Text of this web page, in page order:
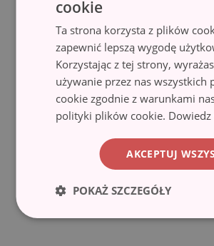
✓ Trwałość i bezpieczeństwo. Wycieraczki
o dużej gęstości, zapewniającego wysoką
antypoślizgowy spód pokryty gumą, zapobiega
wycieraczki i gwarantuje bezpieczeństwo
idealnie nadaje się do różnego rodzaju podłogi,
kafelek. Przed rozłożeniem, upewnij się, że
czysta i sucha.
✓ Ekologiczny materiał i druk.Wycieraczki
ekologicznych materiałów, a motywy
techniki sublimacji, co gwarantuje trwałe i
cookie
Ta strona korzysta z plików
zapewnić lepszą wygodę
Korzystając z tej strony,
używanie przez nas wszystkich
cookie zgodnie z warunkami
polityki plików cookie. Dowiedz
AKCEPTUJ
POKAŻ SZCZEGÓŁY